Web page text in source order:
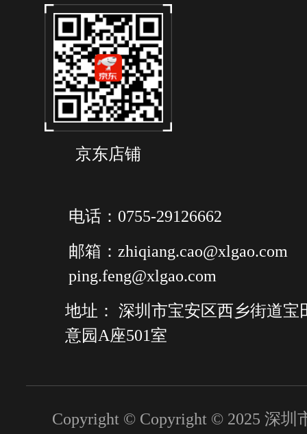
京东店铺
电话：0755-29126662
邮箱：zhiqiang.cao@xlgao.com
ping.feng@xlgao.com
地址： 深圳市宝安区西乡街道宝
意园A座501室
Copyright © Copyright © 2025 深圳